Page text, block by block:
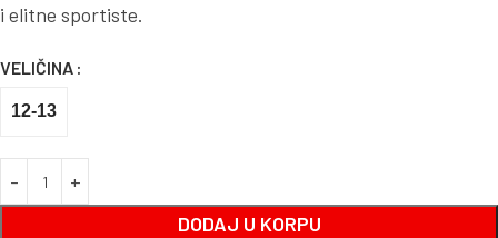
i elitne sportiste.
VELIČINA
12-13
DODAJ U KORPU